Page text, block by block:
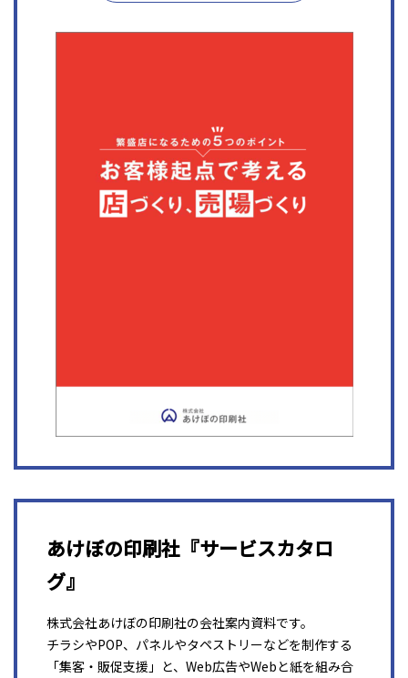
あけぼの印刷社『サービスカタロ
グ』
株式会社あけぼの印刷社の会社案内資料です。
チラシやPOP、パネルやタペストリーなどを制作する
「集客・販促支援」と、Web広告やWebと紙を組み合